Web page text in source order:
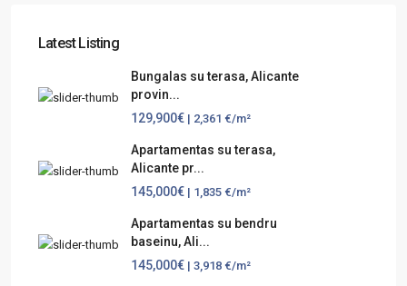
Latest Listing
Bungalas su terasa, Alicante
provin...
129,900€ | 2,361 €/m²
Apartamentas su terasa,
Alicante pr...
145,000€ | 1,835 €/m²
Apartamentas su bendru
baseinu, Ali...
145,000€ | 3,918 €/m²